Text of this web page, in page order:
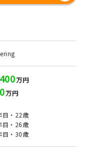
400万円
万円
・22歳
・26歳
・30歳